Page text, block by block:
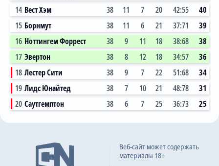
14 Вест Хэм 38 11 7 20 42:55
40
15 Борнмут 38 11 6 21 37:71
39
16 Ноттингем Форрест 38 9 11 18 38:68
38
17 Эвертон 38 8 12 18 34:57
36
18 Лестер Сити 38 9 7 22 51:68
34
19 Лидс Юнайтед 38 7 10 21 48:78
31
20 Саутгемптон 38 6 7 25 36:73 25
20.08.2022
Премьер-лига, 3 тур
Веб-сайт может содержать
материалы 18+